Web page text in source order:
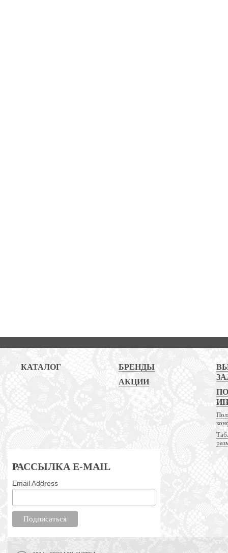
КАТАЛОГ
БРЕНДЫ
АКЦИИ
РАССЫЛКА E-MAIL
Email Address